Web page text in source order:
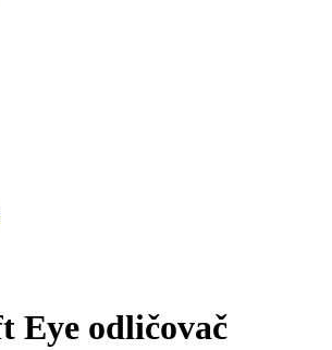
Eye odličovač